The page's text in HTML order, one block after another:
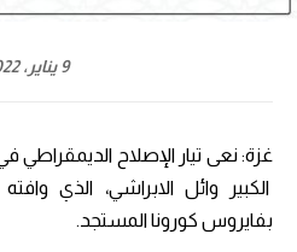
9 يناير، 2022
غزة: نعى تيار الإصلاح الديمقراطي
الكبير وائل الابراشي، الذي
بفايروس كورونا المستجد.